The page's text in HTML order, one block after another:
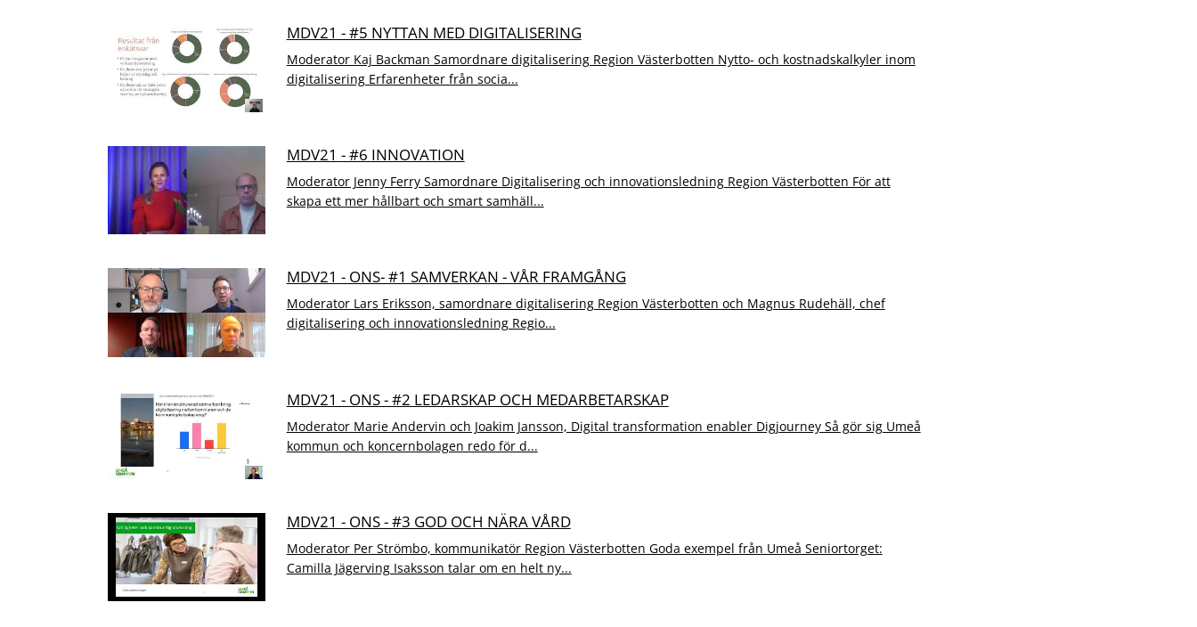
MDV21 - #5 NYTTAN MED DIGITALISERING
Moderator Kaj Backman Samordnare digitalisering Region Västerbotten Nytto- och kostnadskalkyler inom
digitalisering Erfarenheter från socia...
MDV21 - #6 INNOVATION
Moderator Jenny Ferry Samordnare Digitalisering och innovationsledning Region Västerbotten För att
skapa ett mer hållbart och smart samhäll...
MDV21 - ONS- #1 SAMVERKAN - VÅR FRAMGÅNG
Moderator Lars Eriksson, samordnare digitalisering Region Västerbotten och Magnus Rudehäll, chef
digitalisering och innovationsledning Regio...
MDV21 - ONS - #2 LEDARSKAP OCH MEDARBETARSKAP
Moderator Marie Andervin och Joakim Jansson, Digital transformation enabler Digjourney Så gör sig Umeå
kommun och koncernbolagen redo för d...
MDV21 - ONS - #3 GOD OCH NÄRA VÅRD
Moderator Per Strömbo, kommunikatör Region Västerbotten Goda exempel från Umeå Seniortorget:
Camilla Jägerving Isaksson talar om en helt ny...